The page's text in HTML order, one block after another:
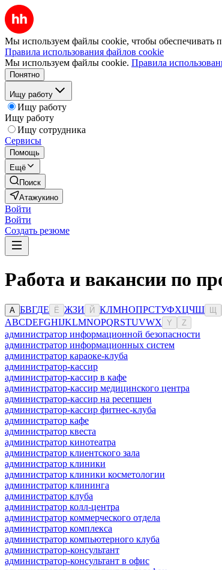
Мы используем файлы cookie, чтобы обеспечивать
Правила использования файлов cookie
Мы используем файлы cookie. Правила
Понятно
Ищу работу
Ищу работу
Ищу работу
Ищу сотрудника
Сервисы
Помощь
Ещё
Поиск
Атажукино
Войти
Войти
Создать резюме
Работа и вакансии по
А БВГДЕ Ё ЖЗИ Й КЛМНОПРСТУФХЦЧШ
ABCDEFGHIJKLMNOPQRSTUVWX Y Z
администратор информационной безопасности
администратор информационных систем
администратор караоке-клуба
администратор-кассир
администратор-кассир в кафе
администратор-кассир медицинского центра
администратор-кассир на ресепшен
администратор-кассир фитнес-клуба
администратор кафе
администратор квеста
администратор кинотеатра
администратор клиентского зала
администратор клиники
администратор клиники косметологии
администратор клининга
администратор клуба
администратор колл-центра
администратор коммерческого отдела
администратор комплекса
администратор компьютерного клуба
администратор-консультант
администратор-консультант в офис